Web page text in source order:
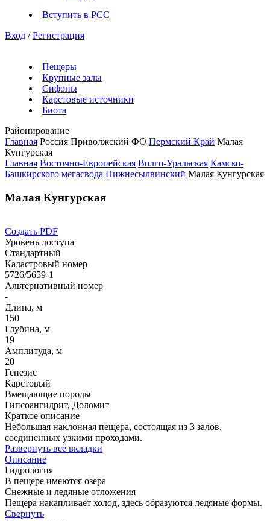
Вступить в РСС
Вход / Регистрация
Пещеры
Крупные залы
Сифоны
Карстовые источники
Биота
Районирование
Главная Россия Приволжский ФО Пермский Край Малая
Кунгурская
Главная Восточно-Европейская Волго-Уральская Камско-
Башкирского мегасвода Нижнесылвинский Малая Кунгурская
Малая Кунгурская
Создать PDF
Уровень доступа
Стандартный
Кадастровый номер
5726/5659-1
Альтернативный номер
-
Длина, м
150
Глубина, м
19
Амплитуда, м
20
Генезис
Карстовый
Вмещающие породы
Гипсоангидрит, Доломит
Краткое описание
Небольшая наклонная пещера, состоящая из 3 залов,
соединенных узкими проходами.
Развернуть все вкладки
Описание
Гидрология
В пещере имеются озера
Снежные и ледяные отложения
Пещера накапливает холод, здесь образуются ледяные формы.
Свернуть